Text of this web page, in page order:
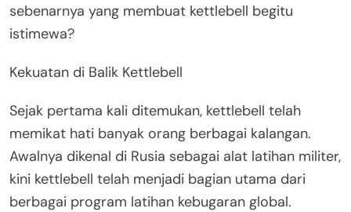
sebenarnya yang membuat kettlebell begitu
istimewa?
Kekuatan di Balik Kettlebell
Sejak pertama kali ditemukan, kettlebell telah
memikat hati banyak orang berbagai kalangan.
Awalnya dikenal di Rusia sebagai alat latihan militer,
kini kettlebell telah menjadi bagian utama dari
berbagai program latihan kebugaran global.